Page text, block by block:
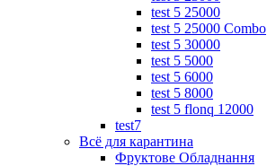
test 5 25000
test 5 25000 Combo
test 5 30000
test 5 5000
test 5 6000
test 5 8000
test 5 flonq 12000
test7
Всё для карантина
Фруктове Обладнання